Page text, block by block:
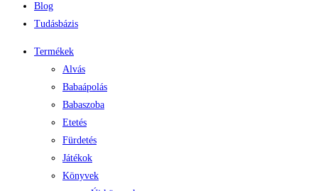
Blog
Tudásbázis
Termékek
Alvás
Babaápolás
Babaszoba
Etetés
Fürdetés
Játékok
Könyvek